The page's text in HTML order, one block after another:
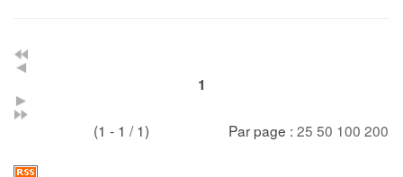
1
(1 - 1 / 1) Par page : 25 50 100 200